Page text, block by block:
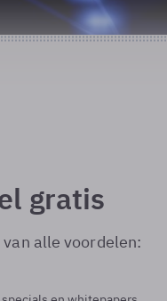
gratis
alle voordelen: